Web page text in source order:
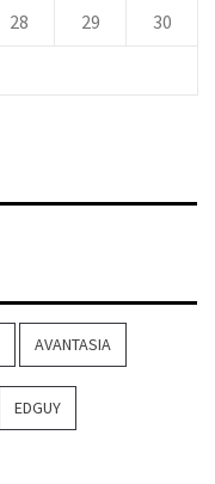
28 29 30
AVANTASIA
EDGUY